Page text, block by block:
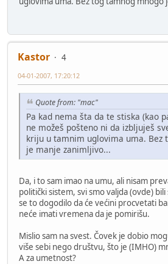
Kastor
4
04-01-2007, 17:20:12
Quote from: "mac"
Pa kad nema šta da te stiska (kao
ne možeš pošteno ni da izbljuješ
kriju u tamnim uglovima uma. Bez
je manje zanimljivo...
Da, i to sam imao na umu, ali nisam
politički sistem, svi smo valjda (ovde)
se to dogodilo da će većini procvetati
neće imati vremena da je pomirišu.
Mislio sam na svest. Čovek je dobio
više sebi nego društvu, što je (IMHO)
A za umetnost?